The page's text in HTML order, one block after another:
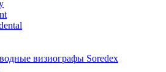
визиографы Soredex